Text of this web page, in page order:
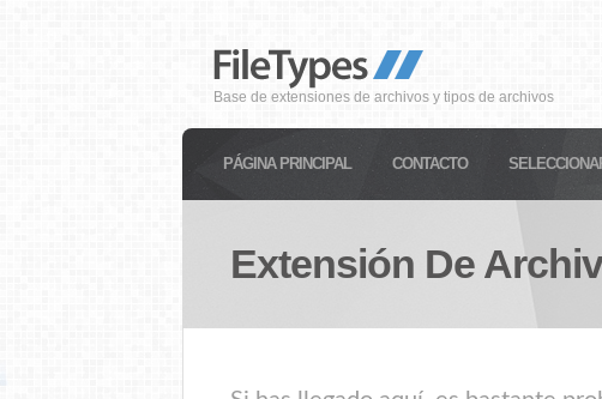
Base de extensiones de archivos y tipos de archivos
PÁGINA PRINCIPAL CONTACTO
Extensión De